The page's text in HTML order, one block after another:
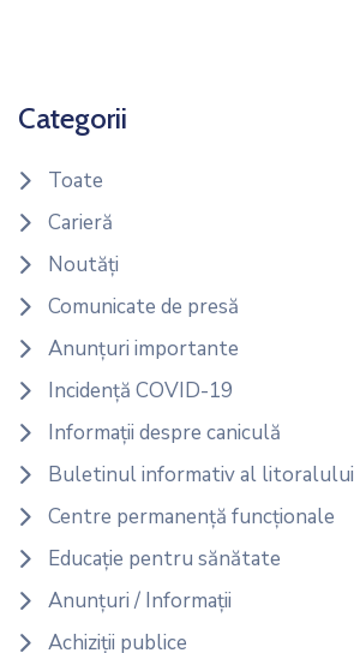
Categorii
Toate
Carieră
Noutăți
Comunicate de presă
Anunțuri importante
Incidență COVID-19
Informații despre caniculă
Buletinul informativ al litoralului
Centre permanență funcționale
Educație pentru sănătate
Anunțuri / Informații
Achiziții publice